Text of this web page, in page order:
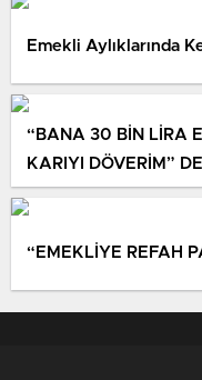
Emekli Aylıklarında
“BANA 30 BİN LİRA
KARIYI DÖVERİM”
“EMEKLİYE REFAH